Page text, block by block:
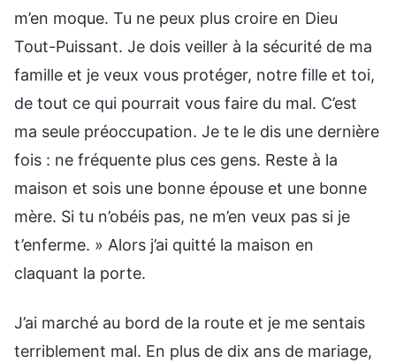
m’en moque. Tu ne peux plus croire en Dieu
Tout-Puissant. Je dois veiller à la sécurité de ma
famille et je veux vous protéger, notre fille et toi,
de tout ce qui pourrait vous faire du mal. C’est
ma seule préoccupation. Je te le dis une dernière
fois : ne fréquente plus ces gens. Reste à la
maison et sois une bonne épouse et une bonne
mère. Si tu n’obéis pas, ne m’en veux pas si je
t’enferme. » Alors j’ai quitté la maison en
claquant la porte.
J’ai marché au bord de la route et je me sentais
terriblement mal. En plus de dix ans de mariage,